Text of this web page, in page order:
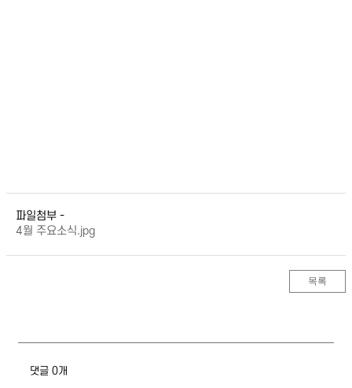
파일첨부 -
4월 주요소식.jpg
목록
댓글 0개